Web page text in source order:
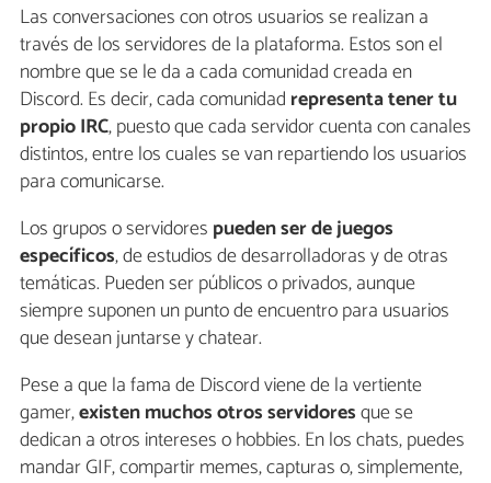
Las conversaciones con otros usuarios se realizan a
través de los servidores de la plataforma. Estos son el
nombre que se le da a cada comunidad creada en
Discord. Es decir, cada comunidad representa tener tu
propio IRC, puesto que cada servidor cuenta con canales
distintos, entre los cuales se van repartiendo los usuarios
para comunicarse.
Los grupos o servidores pueden ser de juegos
específicos, de estudios de desarrolladoras y de otras
temáticas. Pueden ser públicos o privados, aunque
siempre suponen un punto de encuentro para usuarios
que desean juntarse y chatear.
Pese a que la fama de Discord viene de la vertiente
gamer,existen muchos otros servidoresque se
dedican a otros intereses o hobbies. En los chats, puedes
mandar GIF, compartir memes, capturas o, simplemente,